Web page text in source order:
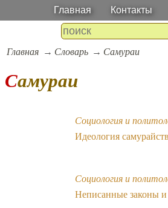
Главная Контакты
Главная Словарь Самураи
Самураи
Социология и
Идеология
Социология и
Неписанные законы и